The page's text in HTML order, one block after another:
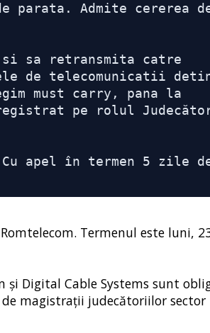
Admite cererea
sa retransmita catre
de telecomunicatii
must carry, pana la
pe rolul
apel în termen 5 zile
Termenul este luni,
şi Digital Cable Systems sunt
magistraţii judecătoriilor sector